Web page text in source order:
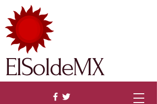
ElSoldeMX